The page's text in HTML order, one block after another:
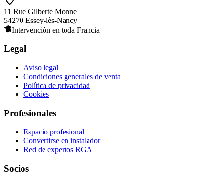
11 Rue Gilberte Monne
54270 Essey-lès-Nancy
Intervención en toda Francia
Legal
Aviso legal
Condiciones generales de venta
Política de privacidad
Cookies
Profesionales
Espacio profesional
Convertirse en instalador
Red de expertos RGA
Socios